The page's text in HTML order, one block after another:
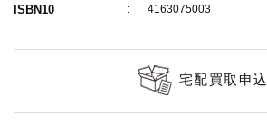
ISBN10 4163075003
宅配買取申込